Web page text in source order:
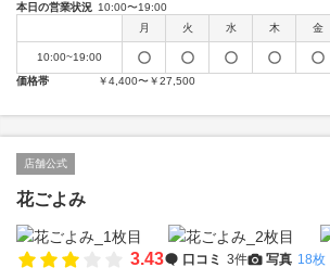
本日の営業状況 10:00〜19:00
月
火 水 木 金
10:00~19:00
価格帯
￥4,400〜￥27,500
店舗公式
花ごよみ
3.43 口コミ 3件 写真 18枚